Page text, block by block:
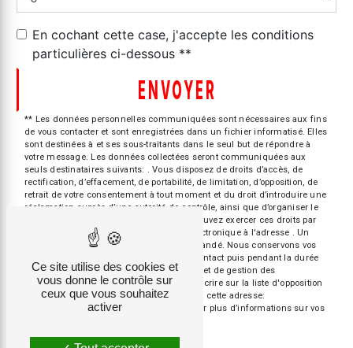
En cochant cette case, j'accepte les conditions
particulières ci-dessous **
ENVOYER
** Les données personnelles communiquées sont nécessaires aux fins
de vous contacter et sont enregistrées dans un fichier informatisé. Elles
sont destinées à et ses sous-traitants dans le seul but de répondre à
votre message. Les données collectées seront communiquées aux
seuls destinataires suivants: . Vous disposez de droits d’accès, de
rectification, d’effacement, de portabilité, de limitation, d’opposition, de
retrait de votre consentement à tout moment et du droit d’introduire une
réclamation auprès d’une autorité de contrôle, ainsi que d’organiser le
sort de vos données post-mortem. Vous pouvez exercer ces droits par
voie postale à l'adresse ou par courrier électronique à l'adresse . Un
justificatif d'identité pourra vous être demandé. Nous conservons vos
données pendant la période de prise de contact puis pendant la durée
de prescription légale aux fins probatoires et de gestion des
contentieux. Vous avez le droit de vous inscrire sur la liste d'opposition
au démarchage téléphonique, disponible à cette adresse:
. Consultez le site cnil.fr pour plus d’informations sur vos
Ce site utilise des cookies et
vous donne le contrôle sur
ceux que vous souhaitez
activer